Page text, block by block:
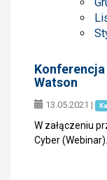
Watson
13.05.2021 |
W załączeniu
Cyber (Webinar).